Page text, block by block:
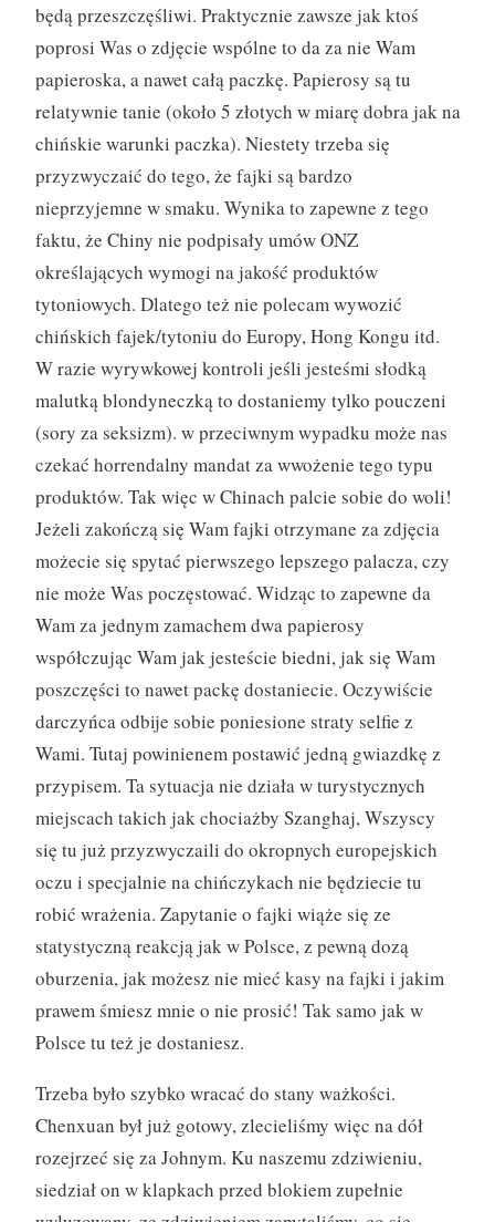
będą przeszczęśliwi. Praktycznie zawsze jak ktoś
poprosi Was o zdjęcie wspólne to da za nie Wam
papieroska, a nawet całą paczkę. Papierosy są tu
relatywnie tanie (około 5 złotych w miarę dobra jak na
chińskie warunki paczka). Niestety trzeba się
przyzwyczaić do tego, że fajki są bardzo
nieprzyjemne w smaku. Wynika to zapewne z tego
faktu, że Chiny nie podpisały umów ONZ
określających wymogi na jakość produktów
tytoniowych. Dlatego też nie polecam wywozić
chińskich fajek/tytoniu do Europy, Hong Kongu itd.
W razie wyrywkowej kontroli jeśli jesteśmi słodką
malutką blondyneczką to dostaniemy tylko pouczeni
(sory za seksizm). w przeciwnym wypadku może nas
czekać horrendalny mandat za wwożenie tego typu
produktów. Tak więc w Chinach palcie sobie do woli!
Jeżeli zakończą się Wam fajki otrzymane za zdjęcia
możecie się spytać pierwszego lepszego palacza, czy
nie może Was poczęstować. Widząc to zapewne da
Wam za jednym zamachem dwa papierosy
współczując Wam jak jesteście biedni, jak się Wam
poszczęści to nawet packę dostaniecie. Oczywiście
darczyńca odbije sobie poniesione straty selfie z
Wami. Tutaj powinienem postawić jedną gwiazdkę z
przypisem. Ta sytuacja nie działa w turystycznych
miejscach takich jak chociażby Szanghaj, Wszyscy
się tu już przyzwyczaili do okropnych europejskich
oczu i specjalnie na chińczykach nie będziecie tu
robić wrażenia. Zapytanie o fajki wiąże się ze
statystyczną reakcją jak w Polsce, z pewną dozą
oburzenia, jak możesz nie mieć kasy na fajki i jakim
prawem śmiesz mnie o nie prosić! Tak samo jak w
Polsce tu też je dostaniesz.
Trzeba było szybko wracać do stany ważkości.
Chenxuan był już gotowy, zlecieliśmy więc na dół
rozejrzeć się za Johnym. Ku naszemu zdziwieniu,
siedział on w klapkach przed blokiem zupełnie